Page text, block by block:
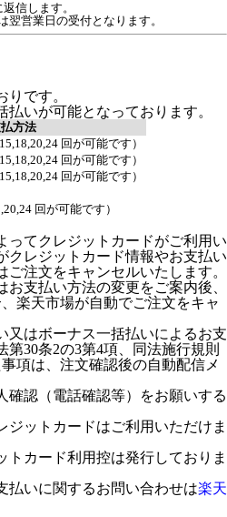
信します。
営業日の受付となります。
です。
いが可能となっております。
方法
回が可能です）
回が可能です）
回が可能です）
回が可能です）
ってクレジットカードがご利用い
クレジットカード情報やお支払い
注文をキャンセルいたします。
支払い方法の変更をご案内後、
楽天市場が自動でご注文をキャ
又はボーナス一括払いによるお支
30条2の3第4項、同法施行規則
項は、注文確認後の自動配信メ
認（電話確認等）をお願いする
ットカードはご利用いただけま
カード利用控は発行しておりま
いに関するお問い合わせは楽天